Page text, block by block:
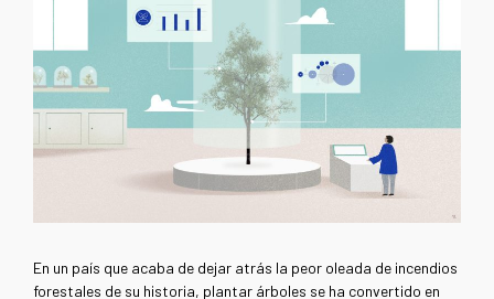
En un país que acaba de dejar atrás la peor oleada de incendios
forestales de su historia, plantar árboles se ha convertido en